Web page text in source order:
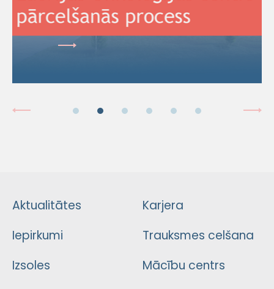
Aktualitātes
Iepirkumi
Izsoles
Karjera
Trauksmes celšana
Mācību centrs